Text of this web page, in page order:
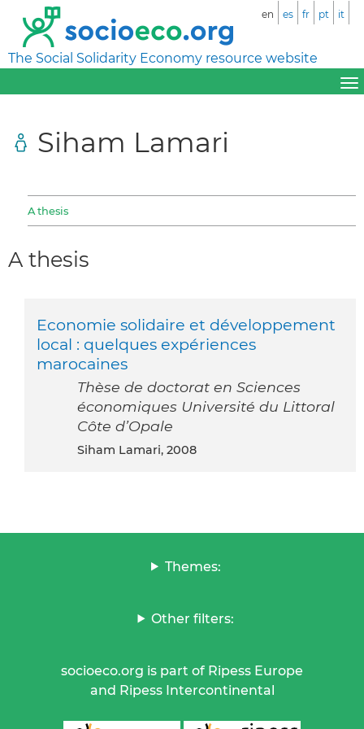
The Social Solidarity Economy resource website
en es fr pt it
Siham Lamari
A thesis
A thesis
Economie solidaire et développement
local : quelques expériences
marocaines
Thèse de doctorat en Sciences
économiques Université du Littoral
Côte d’Opale
Siham Lamari, 2008
Themes:
Other filters:
socioeco.org is part of Ripess Europe
and Ripess Intercontinental